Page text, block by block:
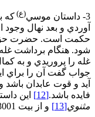
3- داستان موسي (ع) كه
آوردي و بعد نهال
حكمت است. حضرت حق
شود. هنگام برداشت
غله را پروريدي و به
جواب گفت آن را براي
آيد و قوت عابدان باشد
فايده باشد.[12]
اين
مثنوي[13] و از بيت 3001 به بعد آمده است.